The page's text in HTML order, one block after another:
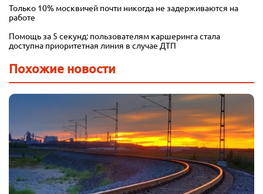
Только 10% москвичей почти никогда не задерживаются на
работе
Помощь за 5 секунд: пользователям каршеринга стала
доступна приоритетная линия в случае ДТП
Похожие новости